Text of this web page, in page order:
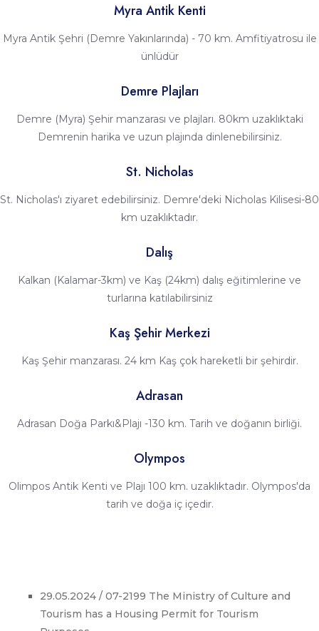
Myra Antik Kenti
Myra Antik Şehri (Demre Yakınlarında) - 70 km. Amfitiyatrosu ile
ünlüdür
Demre Plajları
Demre (Myra) Şehir manzarası ve plajları. 80km uzaklıktaki
Demrenin harika ve uzun plajında dinlenebilirsiniz.
St. Nicholas
St. Nicholas'ı ziyaret edebilirsiniz. Demre'deki Nicholas Kilisesi-80
km uzaklıktadır.
Dalış
Kalkan (Kalamar-3km) ve Kaş (24km) dalış eğitimlerine ve
turlarına katılabilirsiniz
Kaş Şehir Merkezi
Kaş Şehir manzarası. 24 km Kaş çok hareketli bir şehirdir.
Adrasan
Adrasan Doğa Parkı&Plajı -130 km. Tarih ve doğanın birliği.
Olympos
Olimpos Antik Kenti ve Plajı 100 km. uzaklıktadır. Olympos'da
tarih ve doğa iç içedir.
29.05.2024 / 07-2199 The Ministry of Culture and
Tourism has a Housing Permit for Tourism